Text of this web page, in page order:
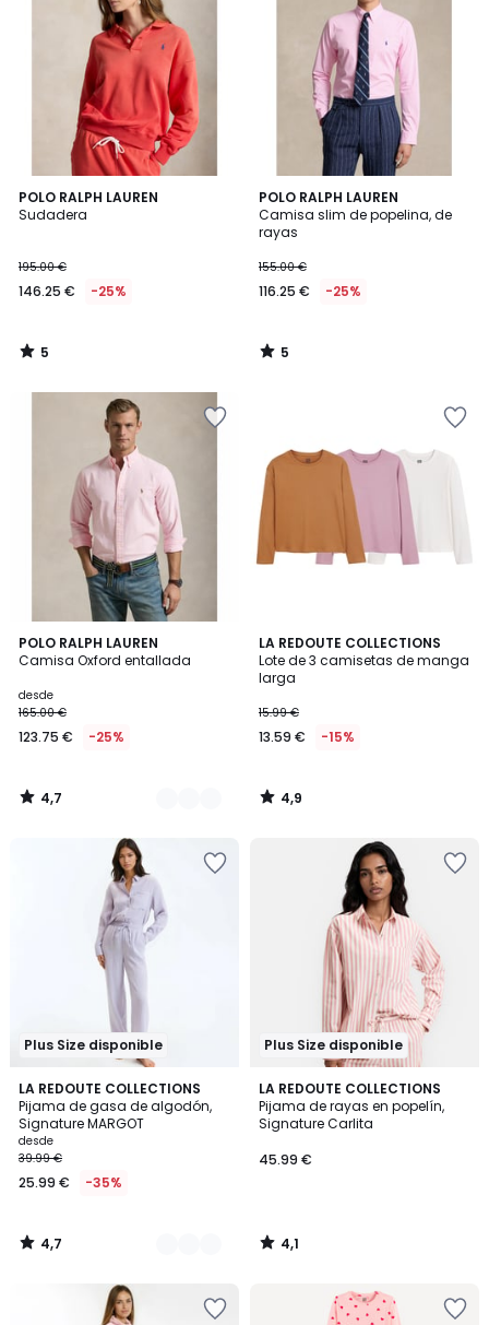
POLO RALPH LAUREN
Sudadera
195.00 €
146.25 € -25%
5
/
5
/
POLO RALPH LAUREN
Camisa slim de popelina, de
rayas
155.00 €
116.25 € -25%
5
/
5
5
/
POLO RALPH LAUREN
Camisa Oxford entallada
desde
165.00 €
123.75 € -25%
4,7
/ 5
2
Colores
4,7
/
LA REDOUTE COLLECTIONS
Lote de 3 camisetas de manga
larga
15.99 €
13.59 € -15%
4,9
/ 5
4,9
/
Plus Size disponible
LA REDOUTE COLLECTIONS
Pijama de gasa de algodón,
Signature MARGOT
desde
39.99 €
25.99 € -35%
4,7
/ 5
4
Colores
4,7
/
Plus Size disponible
LA REDOUTE COLLECTIONS
Pijama de rayas en popelín,
Signature Carlita
45.99 €
4,1
/ 5
4,1
/